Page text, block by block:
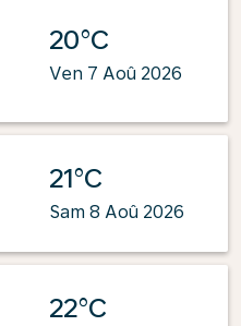
20°C
Ven 7 Aoû 2026
21°C
Sam 8 Aoû 2026
22°C